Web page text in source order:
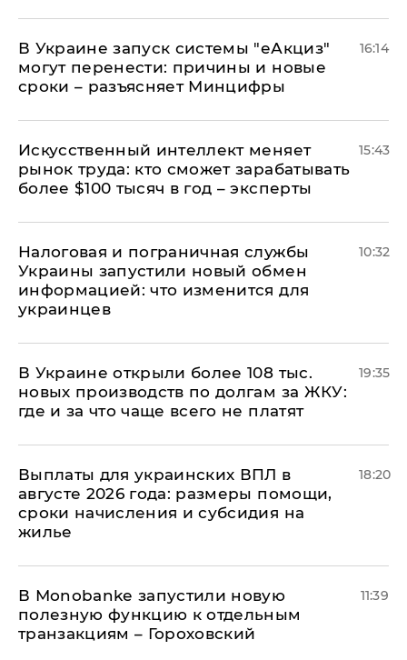
В Украине запуск системы "еАкциз"
могут перенести: причины и новые
сроки – разъясняет Минцифры
16:14
Искусственный интеллект меняет
рынок труда: кто сможет зарабатывать
более $100 тысяч в год – эксперты
15:43
Налоговая и пограничная службы
Украины запустили новый обмен
информацией: что изменится для
украинцев
10:32
В Украине открыли более 108 тыс.
новых производств по долгам за ЖКУ:
где и за что чаще всего не платят
19:35
Выплаты для украинских ВПЛ в
августе 2026 года: размеры помощи,
сроки начисления и субсидия на
жилье
18:20
В Мonobankе запустили новую
полезную функцию к отдельным
транзакциям – Гороховский
11:39